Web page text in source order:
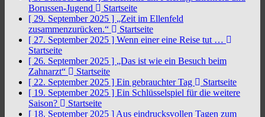
Borussen-Jugend
Startseite
[ 29. September 2025 ] „Zeit im Ellenfeld
zusammenzurücken.“
Startseite
[ 27. September 2025 ] Wenn einer eine Reise tut …
Startseite
[ 26. September 2025 ] „Das ist wie ein Besuch beim
Zahnarzt“
Startseite
[ 22. September 2025 ] Ein gebrauchter Tag
Startseite
[ 19. September 2025 ] Ein Schlüsselspiel für die weitere
Saison?
Startseite
[ 18. September 2025 ] Aus eindrucksvollen Tagen zum